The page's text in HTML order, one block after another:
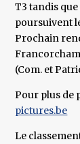
T3 tandis
poursuivent
Prochain
(Com. et
Pour plus de
pictures.be
Le